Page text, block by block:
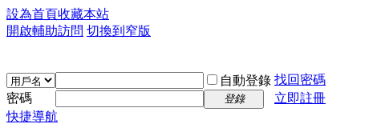
設為首頁收藏本站
開啟輔助訪問 切換到窄版
自動登錄 找回密碼
密碼
登錄
立即註冊
快捷導航